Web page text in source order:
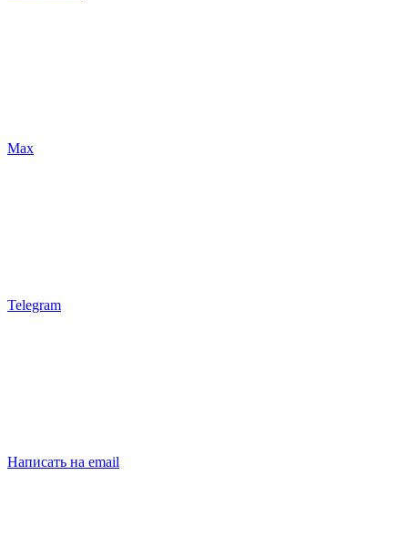
Max
Telegram
Написать на email